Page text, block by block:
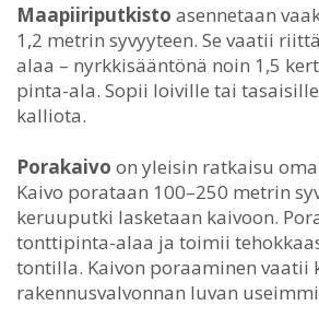
Maapiiriputkisto asennetaan
1,2 metrin syvyyteen. Se vaatii
alaa – nyrkkisääntönä noin 1,5
pinta-ala. Sopii loiville tai
kalliota.
Porakaivo on yleisin ratkaisu
Kaivo porataan 100–250 metrin
keruuputki lasketaan kaivoon.
tonttipinta-alaa ja toimii
tontilla. Kaivon poraaminen vaatii
rakennusvalvonnan luvan